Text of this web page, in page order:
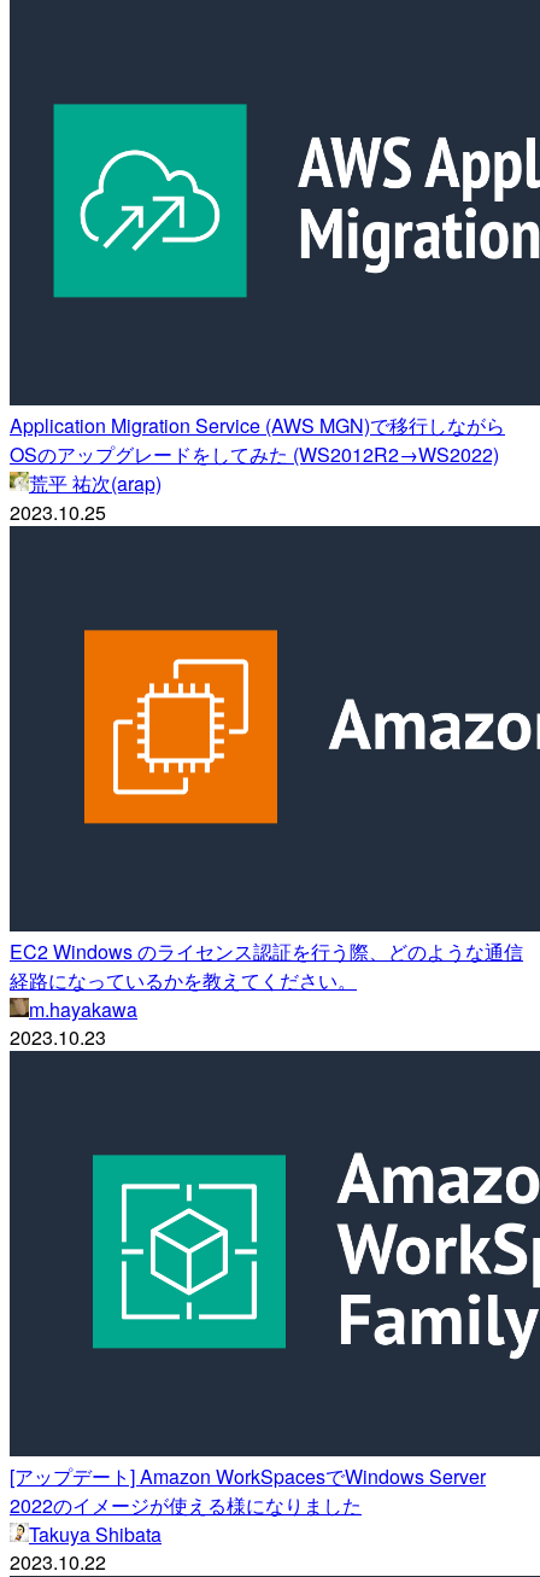
Application Migration Service (AWS MGN)で移行しながら
OSのアップグレードをしてみた (WS2012R2→WS2022)
荒平 祐次(arap)
2023.10.25
EC2 Windows のライセンス認証を行う際、どのような通信
経路になっているかを教えてください。
m.hayakawa
2023.10.23
[アップデート] Amazon WorkSpacesでWindows Server
2022のイメージが使える様になりました
Takuya Shibata
2023.10.22